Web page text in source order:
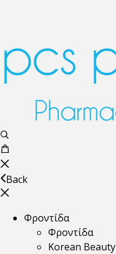
Back
Φροντίδα
Φροντίδα
Korean Beauty